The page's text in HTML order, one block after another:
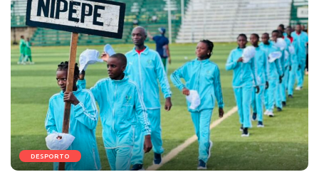
DESPORTO